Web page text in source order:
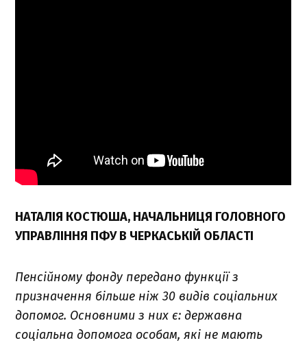
НАТАЛІЯ КОСТЮША, НАЧАЛЬНИЦЯ ГОЛОВНОГО
УПРАВЛІННЯ ПФУ В ЧЕРКАСЬКІЙ ОБЛАСТІ
Пенсійному фонду передано функції з
призначення більше ніж 30 видів соціальних
допомог. Основними з них є: державна
соціальна допомога особам, які не мають